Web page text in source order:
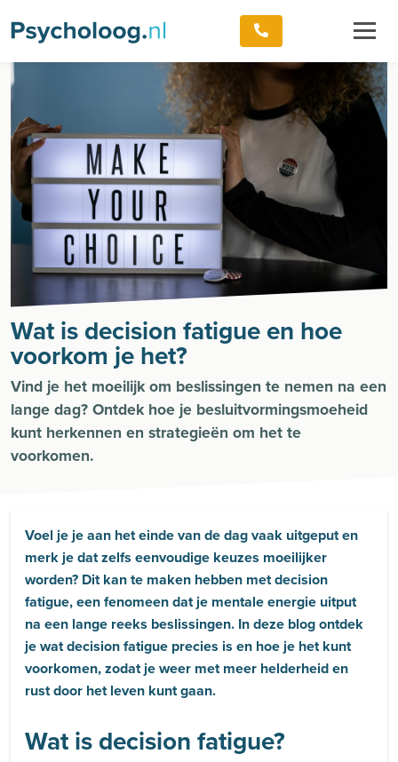
Wat is decision fatigue en hoe
voorkom je het?
Vind je het moeilijk om beslissingen te nemen na een
lange dag? Ontdek hoe je besluitvormingsmoeheid
kunt herkennen en strategieën om het te
voorkomen.
Voel je je aan het einde van de dag vaak uitgeput en
merk je dat zelfs eenvoudige keuzes moeilijker
worden? Dit kan te maken hebben met decision
fatigue, een fenomeen dat je mentale energie uitput
na een lange reeks beslissingen. In deze blog ontdek
je wat decision fatigue precies is en hoe je het kunt
voorkomen, zodat je weer met meer helderheid en
rust door het leven kunt gaan.
Wat is decision fatigue?